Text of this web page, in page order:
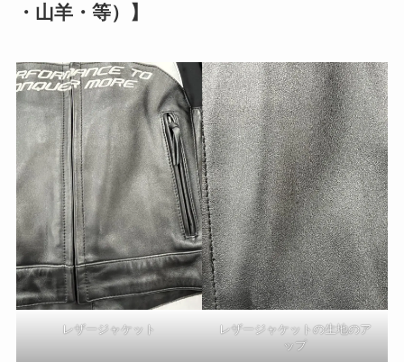
・山羊・等）】
レザージャケット
レザージャケットの生地のア
ップ